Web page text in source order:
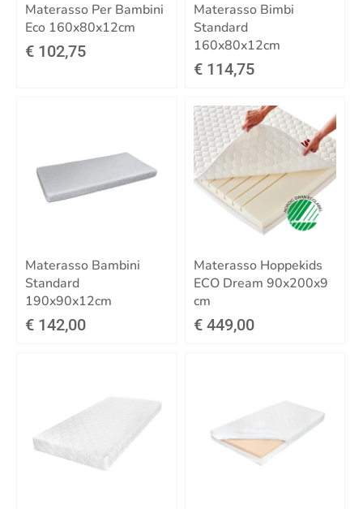
Materasso Per Bambini
Eco 160x80x12cm
€ 102,75
Materasso Bimbi
Standard
160x80x12cm
€ 114,75
Materasso Bambini
Standard
190x90x12cm
€ 142,00
Materasso Hoppekids
ECO Dream 90x200x9
cm
€ 449,00